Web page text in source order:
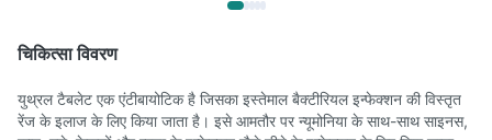
चिकित्सा विवरण
युथ्रल टैबलेट एक एंटीबायोटिक है जिसका इस्तेमाल बैक्टीरियल इन्फेक्शन की विस्तृत
रेंज के इलाज के लिए किया जाता है। इसे आमतौर पर न्यूमोनिया के साथ-साथ साइनस,